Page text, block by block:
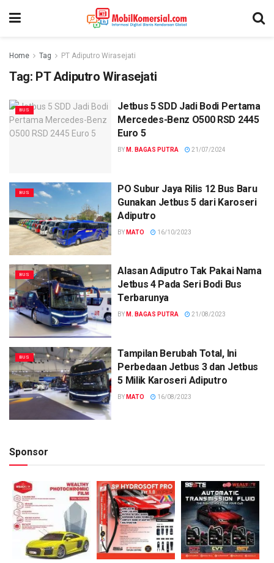
Home Tag PT Adiputro Wirasejati
Tag: PT Adiputro Wirasejati
BUS
Jetbus 5 SDD Jadi Bodi Pertama
Mercedes-Benz O500 RSD 2445
Euro 5
BY M. BAGAS PUTRA 21/07/2024
BUS
PO Subur Jaya Rilis 12 Bus Baru
Gunakan Jetbus 5 dari Karoseri
Adiputro
BY MATO 16/10/2023
BUS
Alasan Adiputro Tak Pakai Nama
Jetbus 4 Pada Seri Bodi Bus
Terbarunya
BY M. BAGAS PUTRA 21/08/2023
BUS
Tampilan Berubah Total, Ini
Perbedaan Jetbus 3 dan Jetbus
5 Milik Karoseri Adiputro
BY MATO 16/08/2023
Sponsor